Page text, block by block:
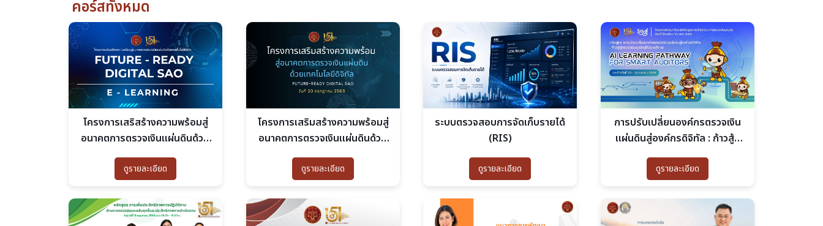
คอร์สทั้งหมด
โครงการเสริสร้างความพร้อมสู่
อนาคตการตรวจเงินแผ่นดินด้วย
เทคโนโลยีดิจิทัล (Future -
Ready Digital SAO) E-
ดูรายละเอียด
โครงการเสริมสร้างความพร้อมสู่
อนาคตการตรวจเงินแผ่นดินด้วย
เทคโนโลยีดิจิทัล (Future-Ready
Digital SAO)
ดูรายละเอียด
ระบบตรวจสอบการจัดเก็บรายได้
(RIS)
ดูรายละเอียด
การปรับเปลี่ยนองค์กรตรวจเงิน
เเผ่นดินสู่องค์กรดิจิทัล : ก้าวสู้ผู้
ตรวจสอบยุคใหม่ด้วยพลัง AI
ดูรายละเอียด